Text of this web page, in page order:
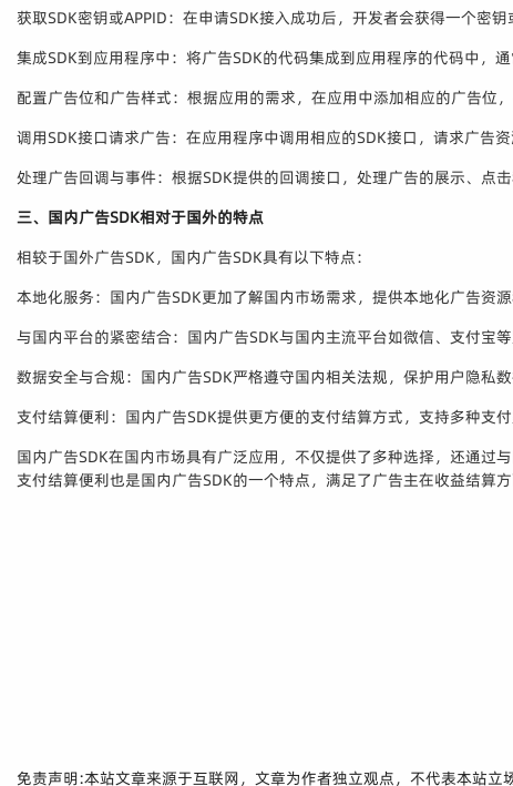
获取SDK密钥或APPID：在申请SDK接入成功后，开发者会获得一个密钥
集成SDK到应用程序中：将广告SDK的代码集成到应用程序的代码中，
配置广告位和广告样式：根据应用的需求，在应用中添加相应的广告位
调用SDK接口请求广告：在应用程序中调用相应的SDK接口，请求广告
处理广告回调与事件：根据SDK提供的回调接口，处理广告的展示、点
三、国内广告SDK相对于国外的特点
相较于国外广告SDK，国内广告SDK具有以下特点：
本地化服务：国内广告SDK更加了解国内市场需求，提供本地化广告资
与国内平台的紧密结合：国内广告SDK与国内主流平台如微信、支付宝
数据安全与合规：国内广告SDK严格遵守国内相关法规，保护用户隐私
支付结算便利：国内广告SDK提供更方便的支付结算方式，支持多种支
国内广告SDK在国内市场具有广泛应用，不仅提供了多种选择，还通
支付结算便利也是国内广告SDK的一个特点，满足了广告主在收益结算
免责声明:本站文章来源于互联网，文章为作者独立观点，不代表本站立